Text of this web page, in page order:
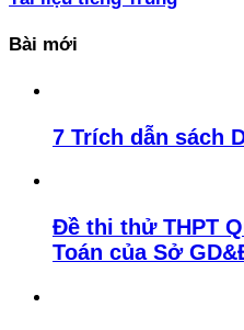
Bài mới
7 Trích dẫn sách
Đề thi thử THPT
Toán của Sở